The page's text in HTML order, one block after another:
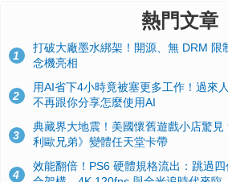
熱門文章
1
打破大廠墨水綁架！開源、無 DRM 限
念機亮相
2
用AI省下4小時竟被塞更多工作！過來
不再跟你分享怎麼使用AI
3
典藏界大地震！美國懷舊遊戲小店驚
利歐兄弟》變體任天堂卡帶
4
效能翻倍！PS6 硬體規格流出：跳過